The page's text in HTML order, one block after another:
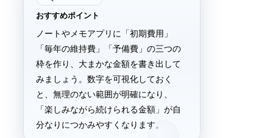
おすすめポイント
ノートやメモアプリに「初期費用」
「毎年の維持費」「予備費」の三つの
枠を作り、大まかな金額を書き出して
みましょう。数字を可視化しておく
と、無理のない範囲が明確になり、
「楽しみながら続けられる金額」が自
分なりにつかみやすくなります。